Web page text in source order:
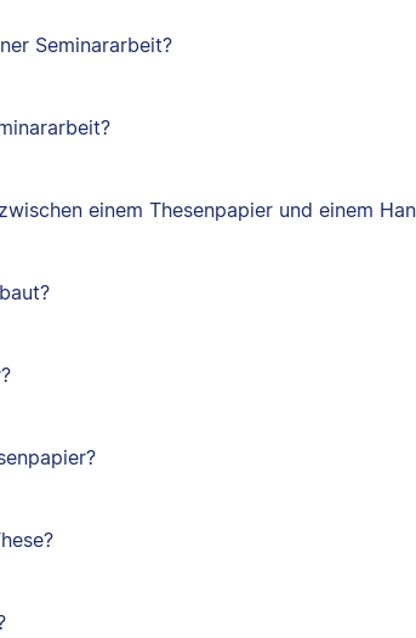
Seminararbeit?
einem Thesenpapier und einem